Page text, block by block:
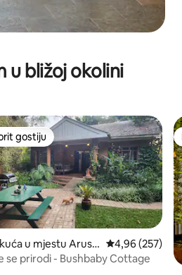
u bližoj okolini
od 5, recenzija: 7
favorit gostiju
gostiju
u mjestu Arush prosječna
4,96 (257)
Približite se prirodi - Bushbaby Cottage